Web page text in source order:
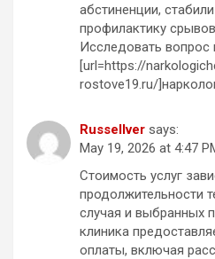
абстиненции,
профилактику
Исследовать вопрос
[url=https://
rostove19.ru/
Russellver says:
May 19, 2026 at 4:47
Стоимость услуг
продолжительности
случая и выбранных
клиника
оплаты, включая